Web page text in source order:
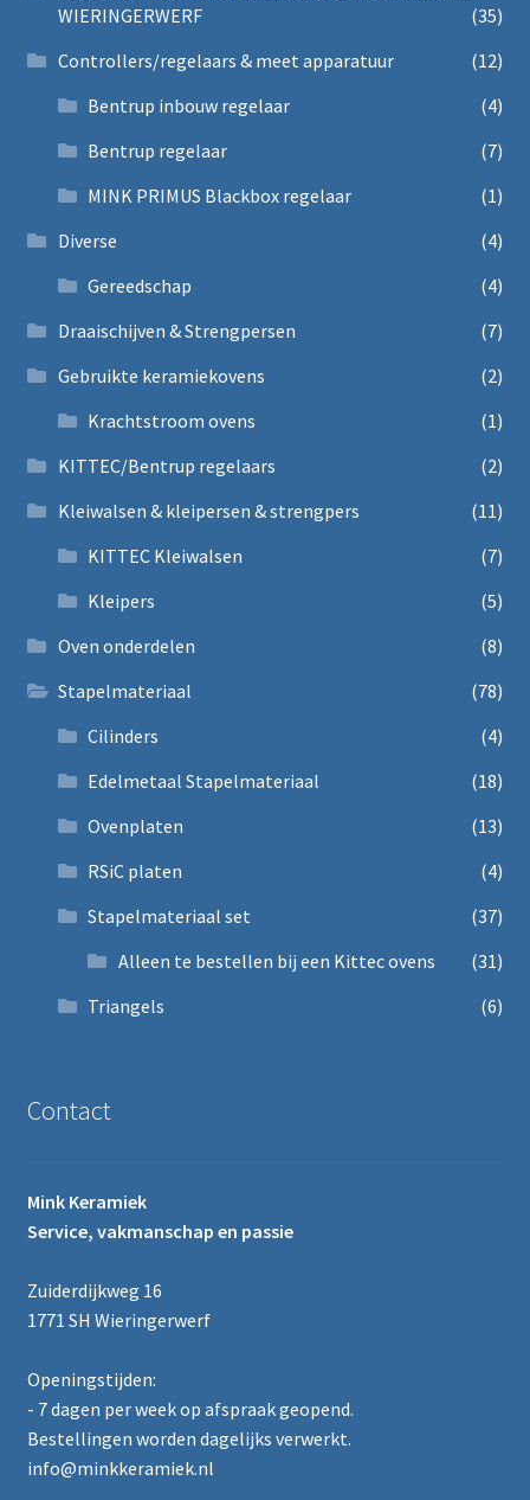
WIERINGERWERF
(35)
Controllers/regelaars & meet apparatuur
(12)
Bentrup inbouw regelaar
(4)
Bentrup regelaar
(7)
MINK PRIMUS Blackbox regelaar
(1)
Diverse
(4)
Gereedschap
(4)
Draaischijven & Strengpersen
(7)
Gebruikte keramiekovens
(2)
Krachtstroom ovens
(1)
KITTEC/Bentrup regelaars
(2)
Kleiwalsen & kleipersen & strengpers
(11)
KITTEC Kleiwalsen
(7)
Kleipers
(5)
Oven onderdelen
(8)
Stapelmateriaal
(78)
Cilinders
(4)
Edelmetaal Stapelmateriaal
(18)
Ovenplaten
(13)
RSiC platen
(4)
Stapelmateriaal set
(37)
Alleen te bestellen bij een Kittec ovens
(31)
Triangels
(6)
Contact
Mink Keramiek
Service, vakmanschap en passie
Zuiderdijkweg 16
1771 SH Wieringerwerf
Openingstijden:
- 7 dagen per week op afspraak geopend.
Bestellingen worden dagelijks verwerkt.
info@minkkeramiek.nl